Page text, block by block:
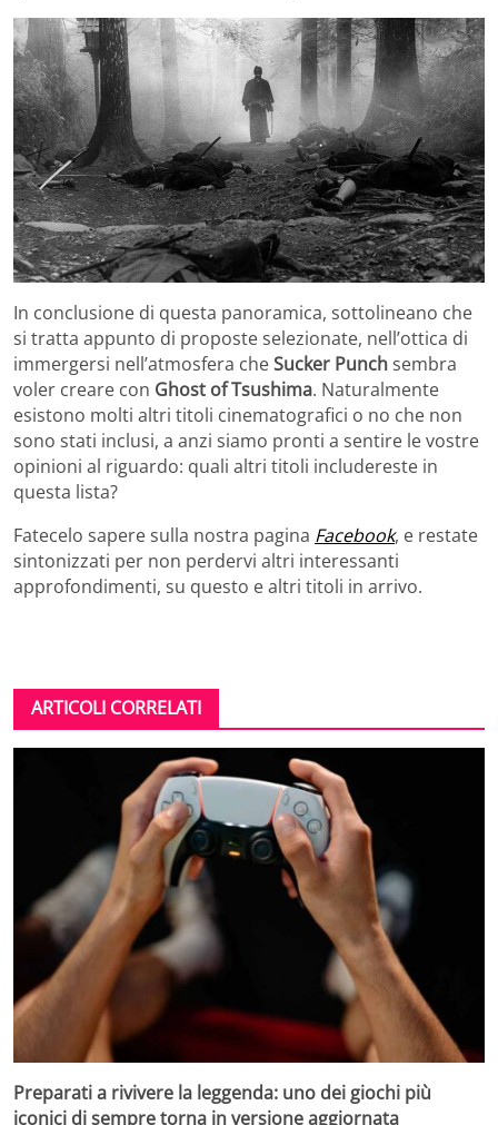
In conclusione di questa panoramica, sottolineano che
si tratta appunto di proposte selezionate, nell’ottica di
immergersi nell’atmosfera cheSucker Punchsembra
voler creare con Ghost of Tsushima. Naturalmente
esistono molti altri titoli cinematografici o no che non
sono stati inclusi, a anzi siamo pronti a sentire le vostre
opinioni al riguardo: quali altri titoli includereste in
questa lista?
Fatecelo sapere sulla nostra pagina Facebook, e restate
sintonizzati per non perdervi altri interessanti
approfondimenti, su questo e altri titoli in arrivo.
ARTICOLI CORRELATI
Preparati a rivivere la leggenda: uno dei giochi più
iconici di sempre torna in versione aggiornata